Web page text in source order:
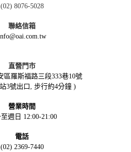
(02) 8076-5028
聯絡信箱
直營門市
區羅斯福路三段333巷10號
3號出口, 步行約4分鐘 )
營業時間
週日 12:00-21:00
電話
(02) 2369-7440